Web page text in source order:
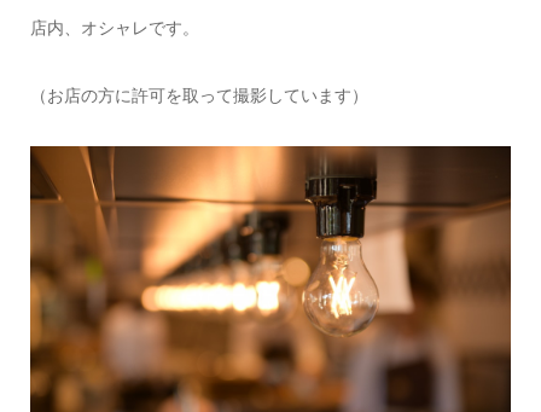
店内、オシャレです。
（お店の方に許可を取って撮影しています）